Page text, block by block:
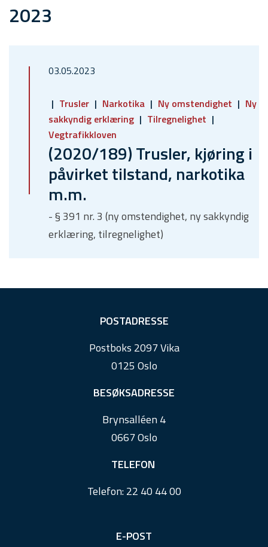
2023
03.05.2023
Trusler Narkotika Ny omstendighet
Ny
sakkyndig erklæring
Tilregnelighet
Vegtrafikkloven
(2020/189) Trusler, kjøring i
påvirket tilstand, narkotika
m.m.
- § 391 nr. 3 (ny omstendighet, ny sakkyndig
erklæring, tilregnelighet)
POSTADRESSE
Postboks 2097 Vika
0125 Oslo
BESØKSADRESSE
Brynsalléen 4
0667 Oslo
TELEFON
Telefon:22 40 44 00
E-POST